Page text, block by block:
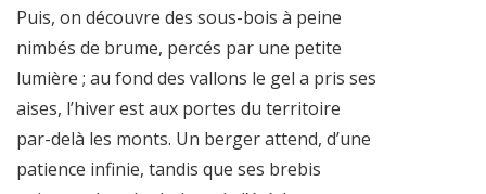
Puis, on découvre des sous-bois à peine
nimbés de brume, percés par une petite
lumière ; au fond des vallons le gel a pris ses
aises, l’hiver est aux portes du territoire
par-delà les monts. Un berger attend, d’une
patience infinie, tandis que ses brebis